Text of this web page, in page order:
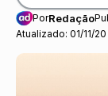
Atualizado: 01/11/20
PorRedação